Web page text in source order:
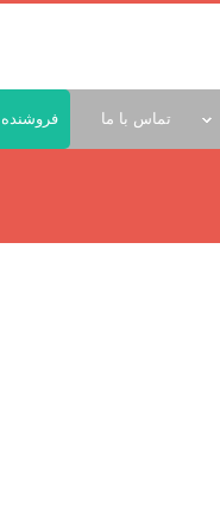
تماس با ما